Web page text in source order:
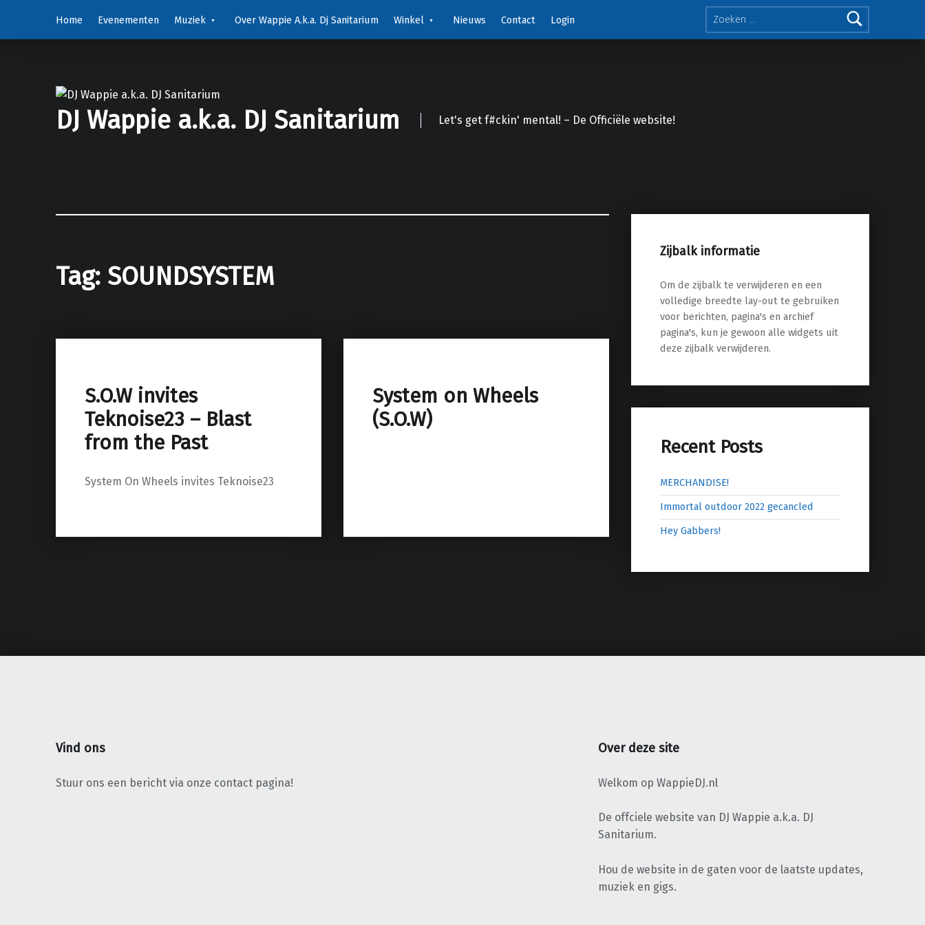
Zoeken naar:
Home
Evenementen Muziek Over Wappie A.k.a. Dj Sanitarium Winkel Nieuws Contact Login
DJ Wappie a.k.a. DJ Sanitarium Let's get f#ckin' mental! – De Officiële website!
Tag: SOUNDSYSTEM
S.O.W invites
Teknoise23 – Blast
from the Past
System On Wheels invites Teknoise23
System on Wheels
(S.O.W)
Zijbalk informatie
Om de zijbalk te verwijderen en een
volledige breedte lay-out te gebruiken
voor berichten, pagina's en archief
pagina's, kun je gewoon alle widgets uit
deze zijbalk verwijderen.
Recent Posts
MERCHANDISE!
Immortal outdoor 2022 gecancled
Hey Gabbers!
Vind ons
Stuur ons een bericht via onze contact pagina!
Over deze site
Welkom op WappieDJ.nl
De offciele website van DJ Wappie a.k.a. DJ
Sanitarium.
Hou de website in de gaten voor de laatste updates,
muziek en gigs.